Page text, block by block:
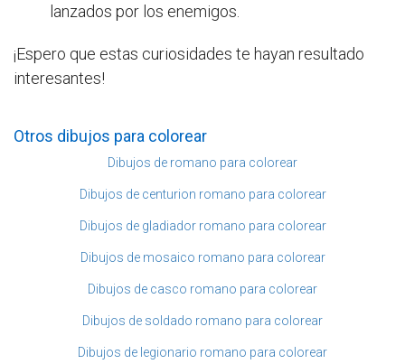
lanzados por los enemigos.
¡Espero que estas curiosidades te hayan resultado
interesantes!
Otros dibujos para colorear
Dibujos de romano para colorear
Dibujos de centurion romano para colorear
Dibujos de gladiador romano para colorear
Dibujos de mosaico romano para colorear
Dibujos de casco romano para colorear
Dibujos de soldado romano para colorear
Dibujos de legionario romano para colorear